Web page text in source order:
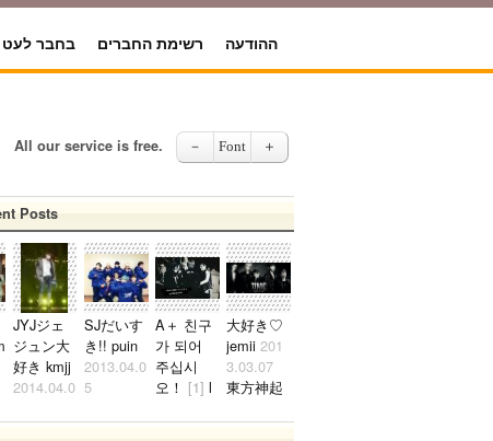
ההודעה רשימת החברים בחבר לעט
All our service is free. － Font ＋
韓国人の男ですが2pmのぺんです。ジュノ、テギョンぺんが特
2021.10.24
Posts
JYJジェ
ジュン大
好き kmjj
2014.04.0
ジェジュ
SJだいす
き!! puin
2013.04.0
5
知住みで
A＋ 친구
가 되어
주십시
오！ [1] l
015.06.14
大好き♡
jemii201
3.03.07
東方神起
す！ いま